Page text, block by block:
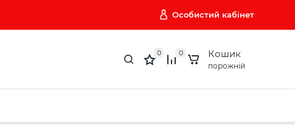
Особистий кабінет
0 0 Кошик
порожній